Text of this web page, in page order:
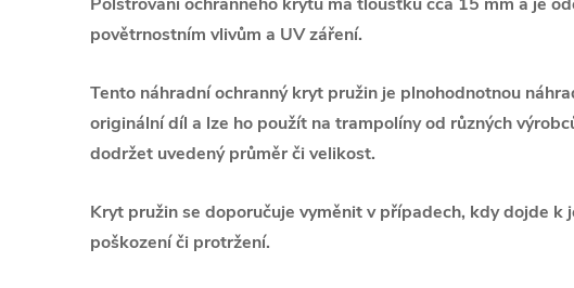
povětrnostním vlivům a UV záření.
Tento náhradní ochranný kryt pružin je plnohodnotnou
originální díl a lze ho použít na trampolíny od různých
dodržet uvedený průměr či velikost.
Kryt pružin se doporučuje vyměnit v případech, kdy dojde k
poškození či protržení.